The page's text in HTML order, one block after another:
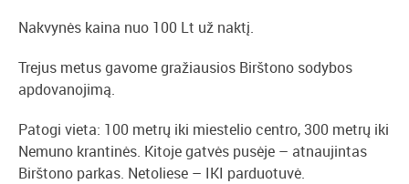
Nakvynės kaina nuo 100 Lt už naktį.
Trejus metus gavome gražiausios Birštono sodybos
apdovanojimą.
Patogi vieta: 100 metrų iki miestelio centro, 300 metrų iki
Nemuno krantinės. Kitoje gatvės pusėje – atnaujintas
Birštono parkas. Netoliese – IKI parduotuvė.